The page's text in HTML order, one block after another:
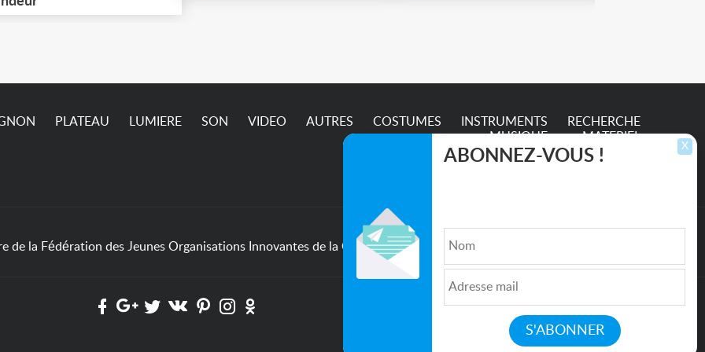
jusqu'à ce vendredi 7
PLATEAU LUMIERE SON VIDEO AUTRES COSTUMES
INSTRUMENTS
MUSIQUE
RECHERCHE
MATERIEL
de la Fédération des Jeunes Organisations Innovantes de la Culture et de l'Entertainment
Qui sommes nous ?| Médias| Newsletter| CGU|
Politique de confidentialité
Partenaires
Mentions légales
X
ABONNEZ-VOUS !